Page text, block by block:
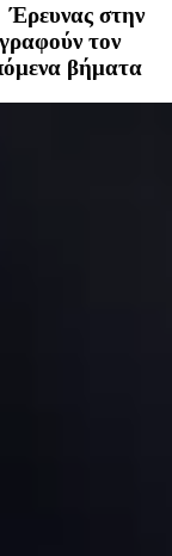
Έρευνας στην
τον
βήματα